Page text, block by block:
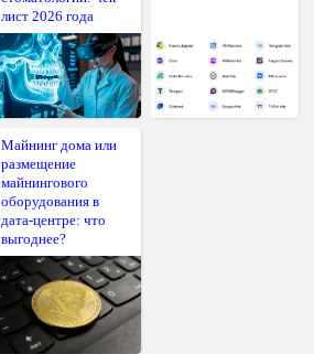
лист 2026 года
Майнинг дома или
размещение
майнингового
оборудования в
дата-центре: что
выгоднее?